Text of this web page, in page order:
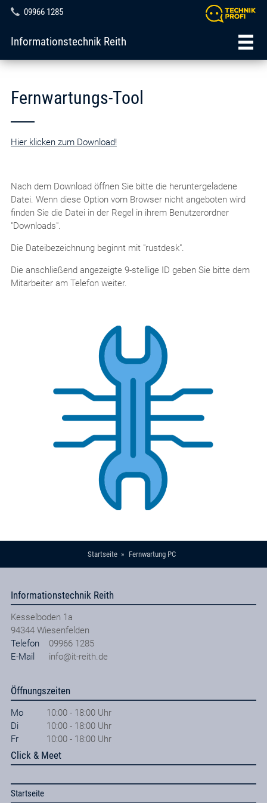
09966 1285
Informationstechnik Reith
Fernwartungs-Tool
Hier klicken zum Download!
Nach dem Download öffnen Sie bitte die heruntergeladene
Datei. Wenn diese Option vom Browser nicht angeboten wird
finden Sie die Datei in der Regel in ihrem Benutzerordner
"Downloads".
Die Dateibezeichnung beginnt mit "rustdesk".
Die anschließend angezeigte 9-stellige ID geben Sie bitte dem
Mitarbeiter am Telefon weiter.
Startseite Fernwartung PC
Informationstechnik Reith
Kesselboden 1a
94344 Wiesenfelden
Telefon
09966 1285
E-Mail
info@it-reith.de
Öffnungszeiten
Mo
10:00 - 18:00 Uhr
Di
10:00 - 18:00 Uhr
Fr
10:00 - 18:00 Uhr
Click & Meet
Startseite